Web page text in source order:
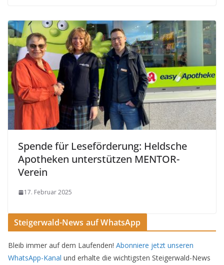
Spende für Leseförderung: Heldsche
Apotheken unterstützen MENTOR-
Verein
17. Februar 2025
Steigerwald-News auf WhatsApp
Bleib immer auf dem Laufenden! Abonniere jetzt unseren
WhatsApp-Kanal und erhalte die wichtigsten Steigerwald-News